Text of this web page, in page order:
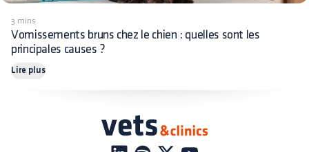
3 mins
Vomissements bruns chez le chien : quelles sont les
principales causes ?
Lire plus